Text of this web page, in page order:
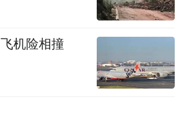
介绍，他今年46岁，这家面馆
开业。2000多元的拌川是他今
的，卖了不到半个月时间，目
一款卖出了十多碗，1888元和
机险相撞